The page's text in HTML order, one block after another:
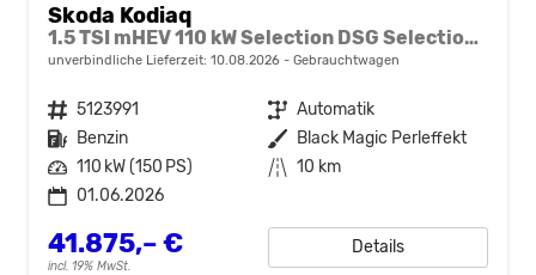
Skoda Kodiaq
1.5 TSI mHEV 110 kW Selection DSG Selection, 7-Sitzer, AHK, Navi, Side, Kamera, Winter, 4 J.- Garantie
unverbindliche Lieferzeit: 10.08.2026 Gebrauchtwagen
Fahrzeugnr. 5123991 Getriebe Automatik
Kraftstoff Benzin Außenfarbe Black Magic Perleffekt
Leistung 110 kW (150 PS) Kilometerstand 10 km
01.06.2026
41.875,– €
incl. 19% MwSt.
Details